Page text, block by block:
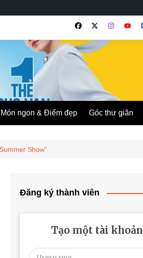
Món ngon & Điểm đẹp Góc thư giãn
Show”
Đăng ký thành viên
Tạo một tài khoản